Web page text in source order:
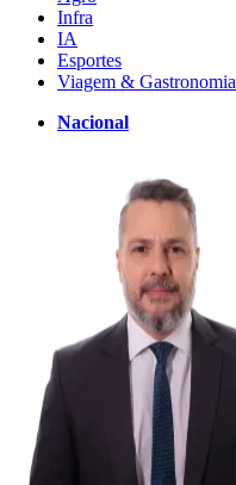
Infra
IA
Esportes
Viagem & Gastronomia
Nacional